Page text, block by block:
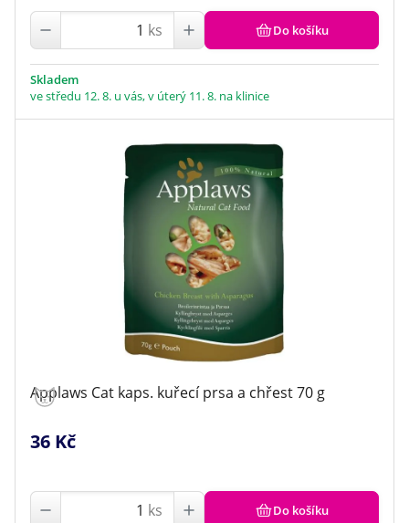
ks Do košíku
Skladem
ve středu 12. 8. u vás, v úterý 11. 8. na klinice
Applaws Cat kaps. kuřecí prsa a chřest 70 g
36 Kč
ks Do košíku